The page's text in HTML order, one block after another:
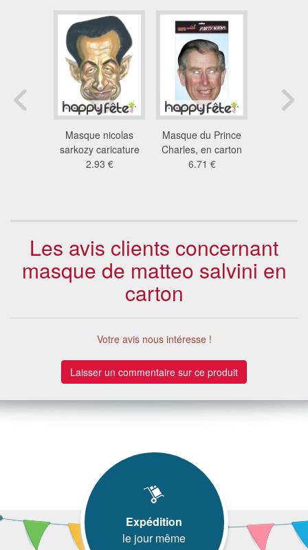
Masque nicolas
sarkozy caricature
2.93 €
Masque du Prince
Charles, en carton
6.71 €
Les avis clients concernant
masque de matteo salvini en
carton
Votre avis nous intéresse !
Laisser un commentaire sur ce produit
Expédition
le jour même